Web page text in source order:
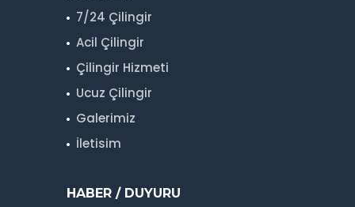
7/24 Çilingir
Acil Çilingir
Çilingir Hizmeti
Ucuz Çilingir
Galerimiz
İletisim
HABER / DUYURU